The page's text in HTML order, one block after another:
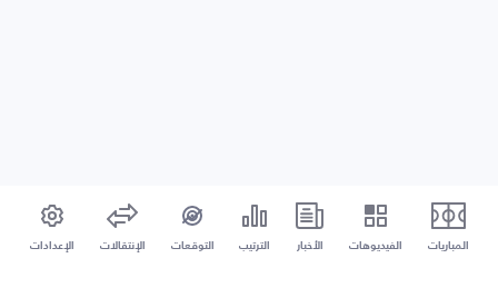
المباريات الفيديوهات الأخبار الترتيب التوقعات الإنتقالات الإعدادات